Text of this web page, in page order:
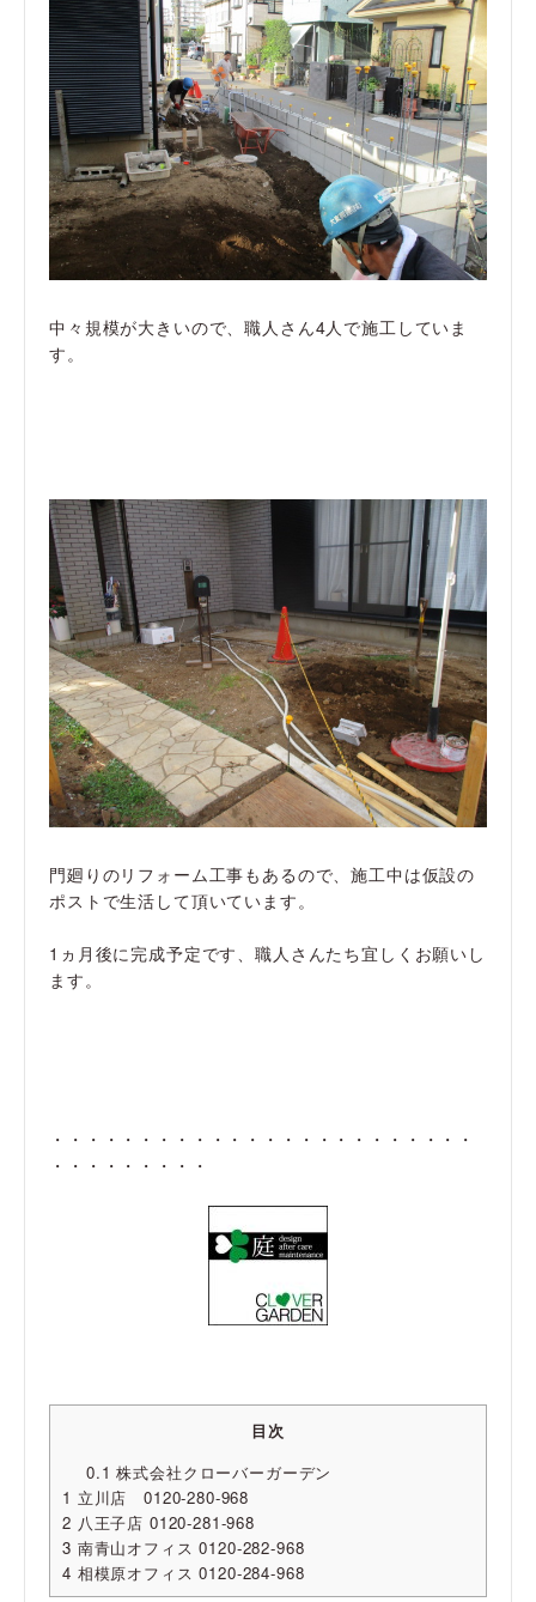
中々規模が大きいので、職人さん4人で施工していま
す。
門廻りのリフォーム工事もあるので、施工中は仮設の
ポストで生活して頂いています。
1ヵ月後に完成予定です、職人さんたち宜しくお願いし
ます。
・・・・・・・・・・・・・・・・・・・・・・・・
・・・・・・・・・
目次
0.1 株式会社クローバーガーデン
1 立川店 0120-280-968
2 八王子店 0120-281-968
3 南青山オフィス 0120-282-968
4 相模原オフィス 0120-284-968